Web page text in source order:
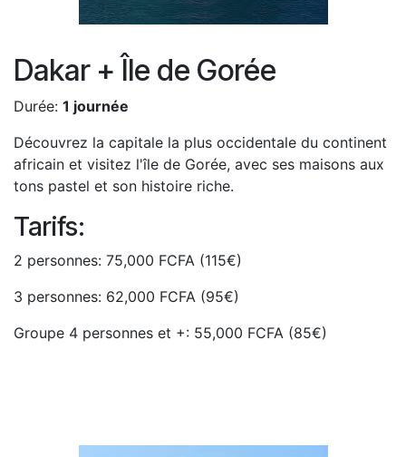
Dakar + Île de Gorée
Durée: 1 journée
Découvrez la capitale la plus occidentale du continent
africain et visitez l'île de Gorée, avec ses maisons aux
tons pastel et son histoire riche.
Tarifs:
2 personnes: 75,000 FCFA (115€)
3 personnes: 62,000 FCFA (95€)
Groupe 4 personnes et +: 55,000 FCFA (85€)